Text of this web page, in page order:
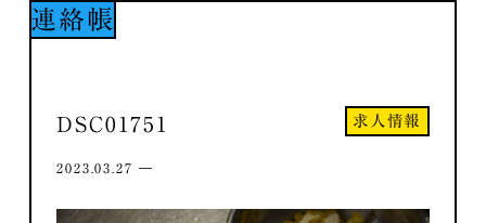
連絡帳
求人情報
DSC01751
2023.03.27 ―